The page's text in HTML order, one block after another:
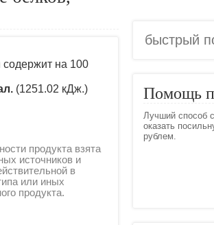
на 100
(1251.02 кДж.)
продукта взята
источников и
в
или иных
продукта.
Помощь
Лучший способ
оказать
рублем.